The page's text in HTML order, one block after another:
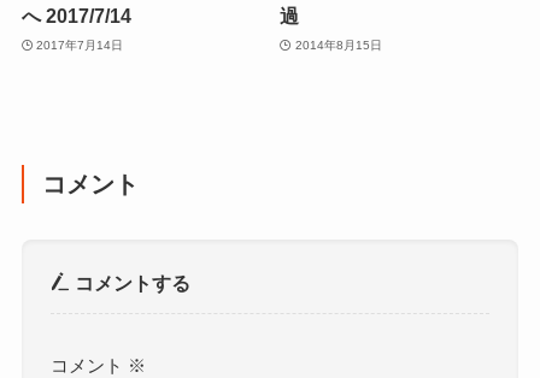
へ 2017/7/14
2017年7月14日
過
2014年8月15日
コメント
コメントする
コメント ※